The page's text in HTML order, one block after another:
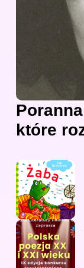
które